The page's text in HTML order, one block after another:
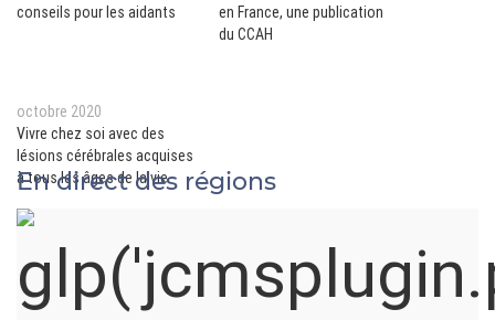
conseils pour les aidants
en France, une publication
du CCAH
octobre 2020
Vivre chez soi avec des
lésions cérébrales acquises
à tous les âges de la vie
En direct des régions